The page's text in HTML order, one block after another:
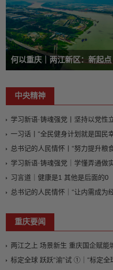
何以重庆｜两江新区：新起
中央精神
学习新语·铸魂强党丨坚持以党性
一习话丨“全民健身计划就是国民
总书记的人民情怀丨“努力提升粮
学习新语·铸魂强党｜学懂弄通做
习言道｜健康是1 其他是后面的0
总书记的人民情怀｜“让内需成为
重庆要闻
两江之上 场景新生 重庆国企赋能
标定全球 跃跃“渝”试 ①｜“标定全